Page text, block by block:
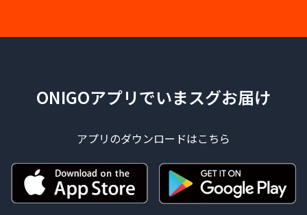
ONIGOアプリでいまスグお届け
アプリのダウンロードはこちら